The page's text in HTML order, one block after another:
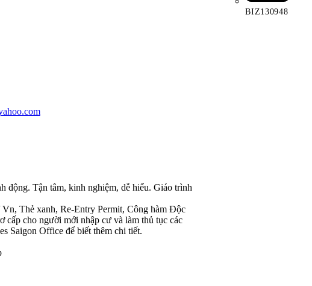
BIZ130948
Tận tâm, kinh nghiệm, dễ hiểu. Giáo trình
Thẻ xanh, Re-Entry Permit, Công hàm Độc
cấp cho người mới nhập cư và làm thủ tục các
Saigon Office để biết thêm chi tiết.